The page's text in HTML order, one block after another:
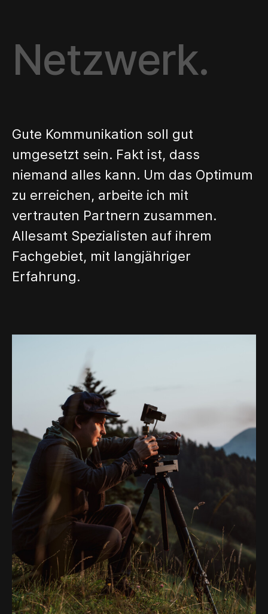
Netzwerk.
Gute Kommunikation soll gut
umgesetzt sein. Fakt ist, dass
niemand alles kann. Um das Optimum
zu erreichen, arbeite ich mit
vertrauten Partnern zusammen.
Allesamt Spezialisten auf ihrem
Fachgebiet, mit langjähriger
Erfahrung.